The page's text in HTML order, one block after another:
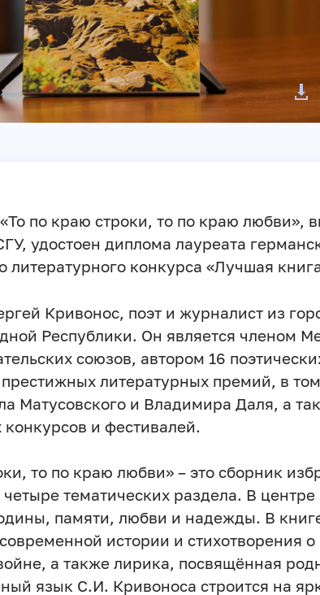
по краю строки, то по краю любви»,
удостоен диплома лауреата
литературного конкурса «Лучшая
Кривонос, поэт и журналист из
Республики. Он является членом
союзов, автором 16
литературных премий, в
Матусовского и Владимира Даля, а
и фестивалей.
то по краю любви» – это сборник
тематических раздела. В центре
памяти, любви и надежды. В
истории и стихотворения о
а также лирика, посвящённая
язык С.И. Кривоноса строится на